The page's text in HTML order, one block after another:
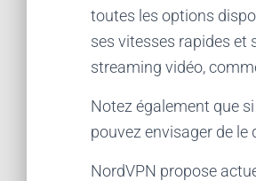
toutes les options
ses vitesses rapides et
streaming vidéo,
Notez également que
pouvez envisager de le
NordVPN propose